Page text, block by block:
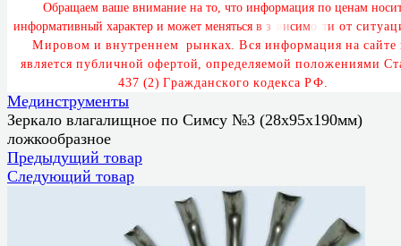
Обращаем ваше внимание на то, что информация по ценам носи
информативный характер и может меняться в з висимо сти от ситуац
Мировом и внутреннем рынках. Вся информация на сайте
является публичной офертой, определяемой положениями Ст
437 (2) Гражданского кодекса РФ.
Мединструменты
Зеркало влагалищное по Симсу №3 (28х95х190мм)
ложкообразное
Предыдущий товар
Следующий товар